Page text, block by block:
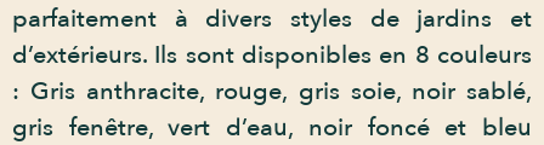
parfaitement à divers styles de jardins et
d’extérieurs. Ils sont disponibles en 8 couleurs
: Gris anthracite, rouge, gris soie, noir sablé,
gris fenêtre, vert d’eau, noir foncé et bleu